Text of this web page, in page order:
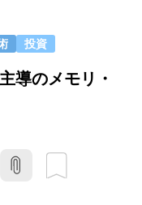
投資
導のメモリ・